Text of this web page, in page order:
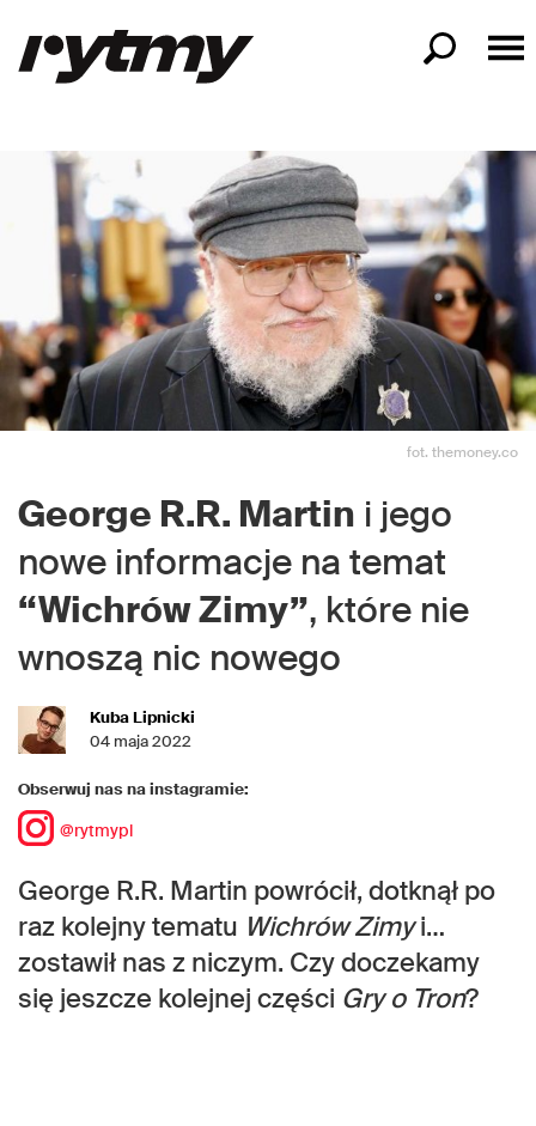
fot. themoney.co
George R.R. Martin i jego
nowe informacje na temat
“Wichrów Zimy”, które nie
wnoszą nic nowego
Kuba Lipnicki
04 maja 2022
Obserwuj nas na instagramie:
@rytmypl
George R.R. Martin powrócił, dotknął po
raz kolejny tematu Wichrów Zimyi…
zostawił nas z niczym. Czy doczekamy
się jeszcze kolejnej części Gry o Tron?